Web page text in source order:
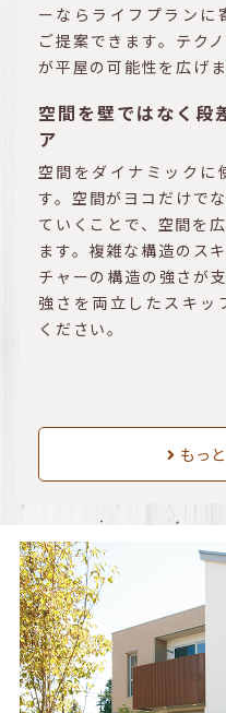
ーならライフプランに
ご提案できます。テク
が平屋の可能性を広げま
空間を壁ではなく段
ア
空間をダイナミックに
す。空間がヨコだけで
ていくことで、空間を
ます。複雑な構造のス
チャーの構造の強さが
強さを両立したスキッ
ください。
もっ